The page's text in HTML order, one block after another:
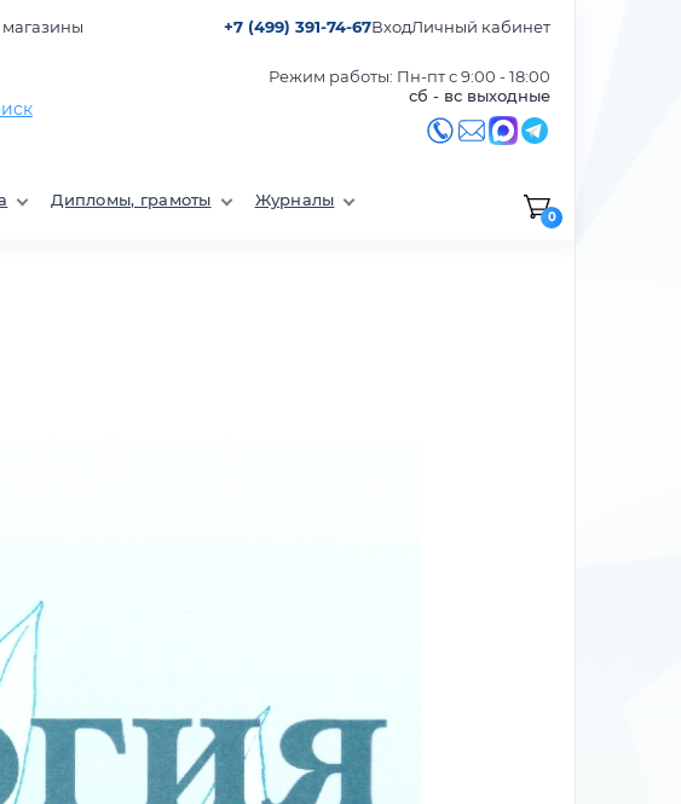
+7 (499) 391-74-67ВходЛичный кабинет
Режим работы: Пн-пт с 9:00 - 18:00
сб - вс выходные
Дипломы, грамоты Журналы
0